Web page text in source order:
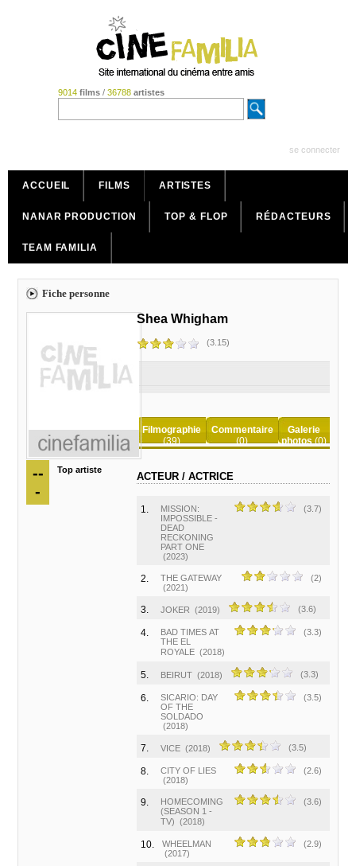
9014 films/ 36788 artistes
se connecter
ACCUEIL FILMS ARTISTES
NANAR PRODUCTION TOP & FLOP RÉDACTEURS
TEAM FAMILIA
Fiche personne
--
-
Top artiste
Shea Whigham
(3.15)
Filmographie
(39)
Commentaire
(0)
Galerie
photos(0)
ACTEUR / ACTRICE
1.
MISSION:
IMPOSSIBLE -
DEAD
RECKONING
PART ONE
(2023)
(3.7)
2.
THE GATEWAY
(2021)
(2)
3. JOKER (2019) (3.6)
4.
BAD TIMES AT
THE EL
ROYALE (2018)
(3.3)
5. BEIRUT (2018) (3.3)
6.
SICARIO: DAY
OF THE
SOLDADO
(2018)
(3.5)
7. VICE (2018) (3.5)
8.
CITY OF LIES
(2018)
(2.6)
9.
HOMECOMING
(SEASON 1 -
TV) (2018)
(3.6)
10.
WHEELMAN
(2017)
(2.9)